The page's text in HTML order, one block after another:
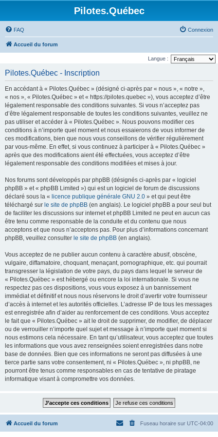
Pilotes.Québec
FAQ Connexion
Accueil du forum
Langue :
Pilotes.Québec - Inscription
En accédant à « Pilotes.Québec » (désigné ci-après par « nous », « notre »,
« nos », « Pilotes.Québec » et « https://pilotes.quebec »), vous acceptez d’être
légalement responsable des conditions suivantes. Si vous n’acceptez pas
d’être légalement responsable de toutes les conditions suivantes, veuillez ne
pas utiliser et accéder à « Pilotes.Québec ». Nous pouvons modifier ces
conditions à n’importe quel moment et nous essaierons de vous informer de
ces modifications, bien que nous vous conseillons de vérifier régulièrement
par vous-même. En effet, si vous continuez à participer à « Pilotes.Québec »
après que des modifications aient été effectuées, vous acceptez d’être
légalement responsable des conditions modifiées et mises à jour.
Nos forums sont développés par phpBB (désignés ci-après par « logiciel
phpBB » et « phpBB Limited ») qui est un logiciel de forum de discussions
déclaré sous la « licence publique générale GNU 2.0 » et qui peut être
téléchargé sur le site de phpBB (en anglais). Le logiciel phpBB a pour seul but
de faciliter les discussions sur internet et phpBB Limited ne peut en aucun cas
être tenu comme responsable de la conduite et du contenu que nous
acceptons et que nous n’acceptons pas. Pour plus d’informations concernant
phpBB, veuillez consulter le site de phpBB (en anglais).
Vous acceptez de ne publier aucun contenu à caractère abusif, obscène,
vulgaire, diffamatoire, choquant, menaçant, pornographique, etc. qui pourrait
transgresser la législation de votre pays, du pays dans lequel le serveur de
« Pilotes.Québec » est hébergé ou encore la loi internationale. Si vous ne
respectez pas ces dispositions, vous vous exposez à un bannissement
immédiat et définitif et nous nous réservons le droit d’avertir votre fournisseur
d’accès à internet et les autorités officielles. L’adresse IP de tous les messages
est enregistrée afin d’aider au renforcement de ces conditions. Vous acceptez
le fait que « Pilotes.Québec » ait le droit de supprimer, de modifier, de déplacer
ou de verrouiller n’importe quel sujet et message à n’importe quel moment si
nous estimons cela nécessaire. En tant qu’utilisateur, vous acceptez que toutes
les informations que vous avez renseignées soient enregistrées dans notre
base de données. Bien que ces informations ne seront pas diffusées à une
tierce partie sans votre consentement, ni « Pilotes.Québec », ni phpBB, ne
pourront être tenus comme responsables en cas de tentative de piratage
informatique visant à compromettre vos données.
Accueil du forum Fuseau horaire sur UTC-04:00